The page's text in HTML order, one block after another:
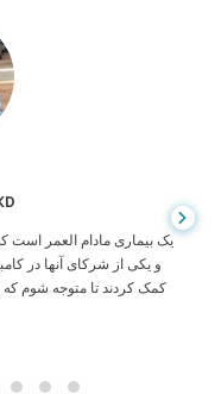
از
شما هرگز نمی دانید چه
تشخیص داده شد که من
نداشتم. سرمایه ام کمتر